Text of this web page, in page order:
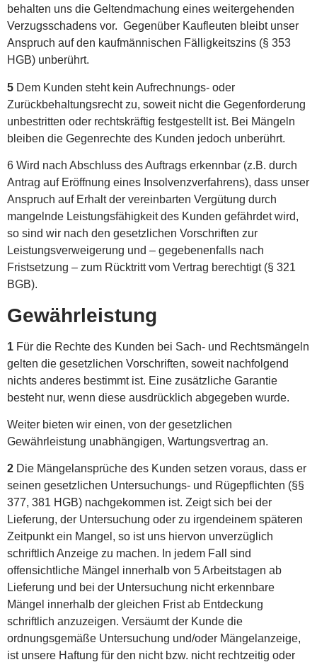
behalten uns die Geltendmachung eines weitergehenden
Verzugsschadens vor. Gegenüber Kaufleuten bleibt unser
Anspruch auf den kaufmännischen Fälligkeitszins (§ 353
HGB) unberührt.
5 Dem Kunden steht kein Aufrechnungs- oder
Zurückbehaltungsrecht zu, soweit nicht die Gegenforderung
unbestritten oder rechtskräftig festgestellt ist. Bei Mängeln
bleiben die Gegenrechte des Kunden jedoch unberührt.
6 Wird nach Abschluss des Auftrags erkennbar (z.B. durch
Antrag auf Eröffnung eines Insolvenzverfahrens), dass unser
Anspruch auf Erhalt der vereinbarten Vergütung durch
mangelnde Leistungsfähigkeit des Kunden gefährdet wird,
so sind wir nach den gesetzlichen Vorschriften zur
Leistungsverweigerung und – gegebenenfalls nach
Fristsetzung – zum Rücktritt vom Vertrag berechtigt (§ 321
BGB).
Gewährleistung
1 Für die Rechte des Kunden bei Sach- und Rechtsmängeln
gelten die gesetzlichen Vorschriften, soweit nachfolgend
nichts anderes bestimmt ist. Eine zusätzliche Garantie
besteht nur, wenn diese ausdrücklich abgegeben wurde.
Weiter bieten wir einen, von der gesetzlichen
Gewährleistung unabhängigen, Wartungsvertrag an.
2 Die Mängelansprüche des Kunden setzen voraus, dass er
seinen gesetzlichen Untersuchungs- und Rügepflichten (§§
377, 381 HGB) nachgekommen ist. Zeigt sich bei der
Lieferung, der Untersuchung oder zu irgendeinem späteren
Zeitpunkt ein Mangel, so ist uns hiervon unverzüglich
schriftlich Anzeige zu machen. In jedem Fall sind
offensichtliche Mängel innerhalb von 5 Arbeitstagen ab
Lieferung und bei der Untersuchung nicht erkennbare
Mängel innerhalb der gleichen Frist ab Entdeckung
schriftlich anzuzeigen. Versäumt der Kunde die
ordnungsgemäße Untersuchung und/oder Mängelanzeige,
ist unsere Haftung für den nicht bzw. nicht rechtzeitig oder